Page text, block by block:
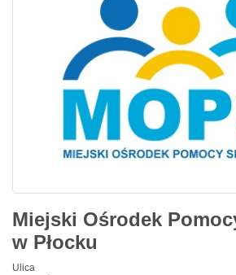
Miejski Ośrodek
w Płocku
Ulica